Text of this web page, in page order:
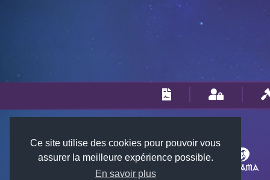
Ce site utilise des cookies pour pouvoir vous
assurer la meilleure expérience possible.
En savoir plus